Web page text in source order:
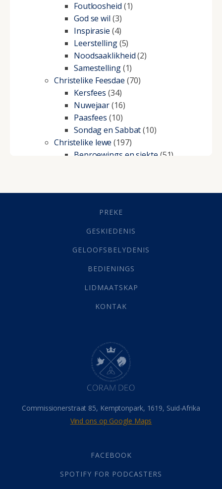
Foutloosheid (1)
God se wil (3)
Inspirasie (4)
Leerstelling(5)
Noodsaaklikheid(2)
Samestelling(1)
Christelike Feesdae (70)
Kersfees (34)
Nuwejaar(16)
Paasfees (10)
Sondag en Sabbat(10)
Christelike lewe (197)
Beproewings en siekte (51)
Geestelike Groei(10)
(21)
Grys Areas(4)
Lewensdoel(3)
Selfondersoek(1)
Werk(22)
(142)
Hemel (31)
Israel (14)
Millennium(1)
Oordeelsdag(19)
Verheerlikte liggaam
Wederkoms
(27)
Gebed(87)
Die Onse Vader(12)
God(392)
PREKE
GESKIEDENIS
GELOOFSBELYDENIS
BEDIENINGS
LIDMAATSKAP
KONTAK
Commissionerstraat 85, Kemptonpark, 1619, Suid-Afrika
Vind ons op Google Maps
FACEBOOK
SPOTIFY FOR PODCASTERS